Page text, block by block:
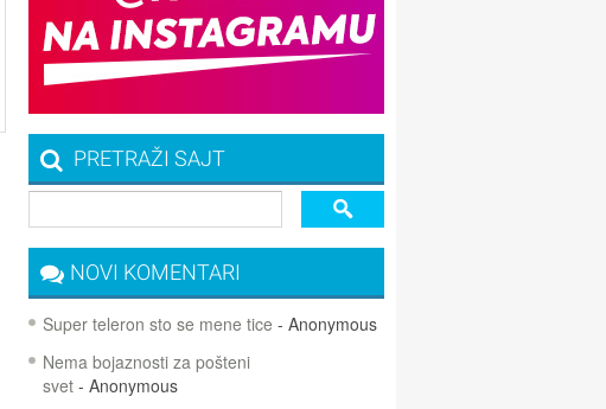
PRETRAŽI SAJT
NOVI KOMENTARI
Super teleron sto se mene tice - Anonymous
Nema bojaznosti za pošteni
svet - Anonymous